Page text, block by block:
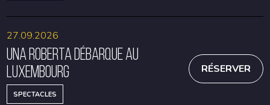
Una Roberta débarque au
Luxembourg
SPECTACLES
27.09.2026
RÉSERVER